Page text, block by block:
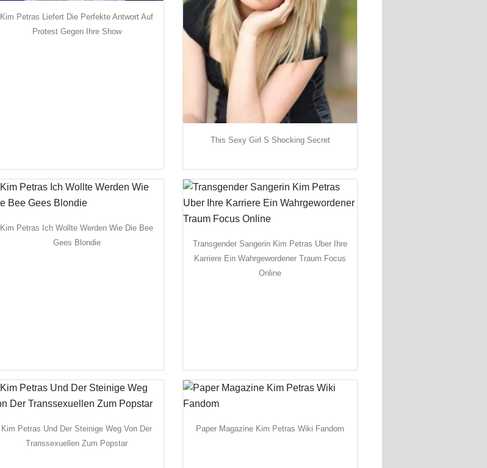
Kim Petras Liefert Die Perfekte Antwort Auf
Protest Gegen Ihre Show
This Sexy Girl S Shocking Secret
Kim Petras Ich Wollte Werden Wie Die Bee
Gees Blondie
Transgender Sangerin Kim Petras Uber Ihre
Karriere Ein Wahrgewordener Traum Focus
Online
Kim Petras Und Der Steinige Weg Von Der
Transsexuellen Zum Popstar
Paper Magazine Kim Petras Wiki Fandom